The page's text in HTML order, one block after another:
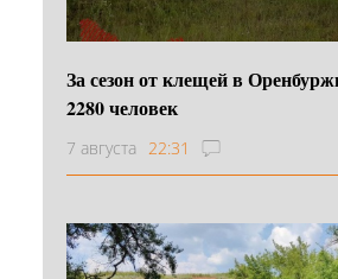
За сезон от клещей в
2280 человек
7 августа 22:31